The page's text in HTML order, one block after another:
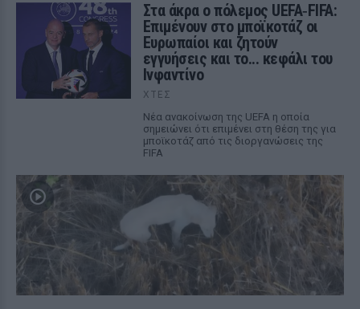
Στα άκρα ο πόλεμος UEFA‑FIFA:
Επιμένουν στο μποϊκοτάζ οι
Ευρωπαίοι και ζητούν
εγγυήσεις και το... κεφάλι του
Ινφαντίνο
ΧΤΕΣ
Νέα ανακοίνωση της UEFA η οποία
σημειώνει ότι επιμένει στη θέση της για
μποϊκοτάζ από τις διοργανώσεις της
FIFA